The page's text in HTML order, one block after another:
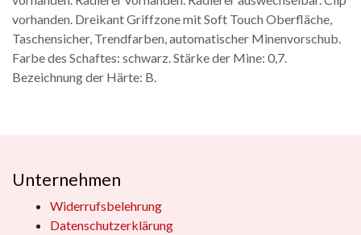
vorhanden. Dreikant Griffzone mit Soft Touch Oberfläche,
Taschensicher, Trendfarben, automatischer Minenvorschub.
Farbe des Schaftes: schwarz. Stärke der Mine: 0,7.
Bezeichnung der Härte: B.
Unternehmen
Widerrufsbelehrung
Datenschutzerklärung